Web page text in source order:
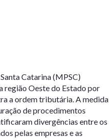
Catarina (MPSC)
região Oeste do Estado por
a ordem tributária. A medida
de procedimentos
divergências entre os
pelas empresas e as